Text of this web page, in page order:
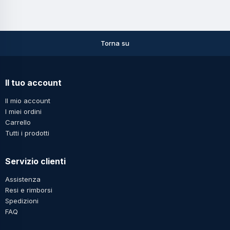
Torna su
Il tuo account
Il mio account
I miei ordini
Carrello
Tutti i prodotti
Servizio clienti
Assistenza
Resi e rimborsi
Spedizioni
FAQ